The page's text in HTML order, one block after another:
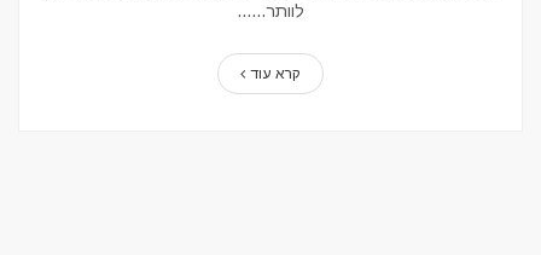
לוותר...
קרא עוד